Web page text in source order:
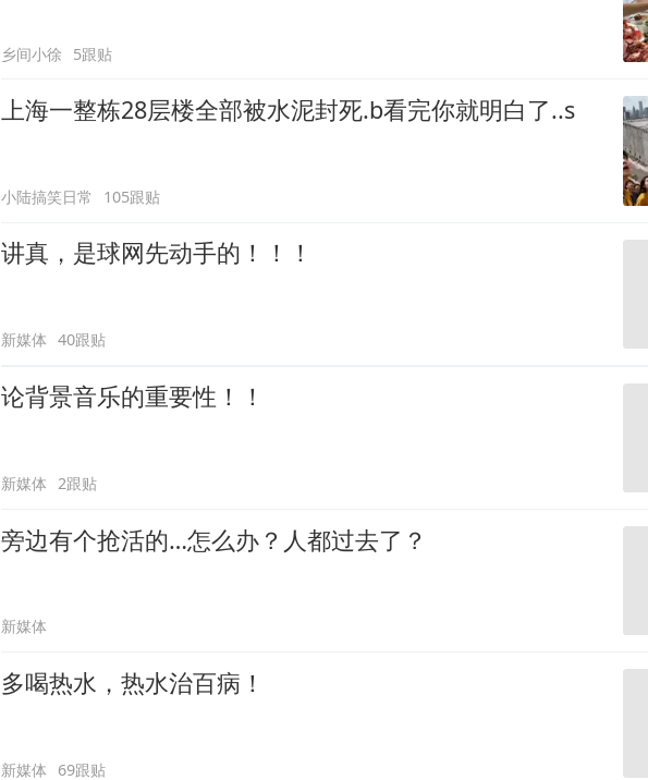
乡间小徐 5跟贴
上海一整栋28层楼全部被水泥封死.b看完你就明白了..s
小陆搞笑日常 105跟贴
讲真，是球网先动手的！！！
新媒体 40跟贴
论背景音乐的重要性！！
新媒体 2跟贴
旁边有个抢活的…怎么办？人都过去了？
新媒体
多喝热水，热水治百病！
新媒体 69跟贴